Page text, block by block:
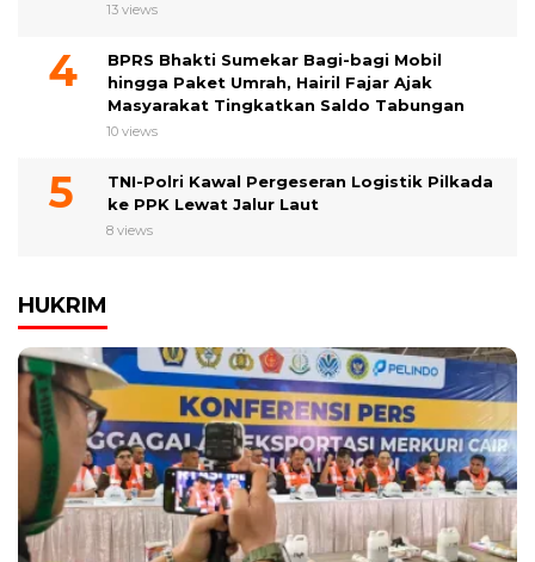
13 views
BPRS Bhakti Sumekar Bagi-bagi Mobil
hingga Paket Umrah, Hairil Fajar Ajak
Masyarakat Tingkatkan Saldo Tabungan
10 views
TNI-Polri Kawal Pergeseran Logistik Pilkada
ke PPK Lewat Jalur Laut
8 views
HUKRIM